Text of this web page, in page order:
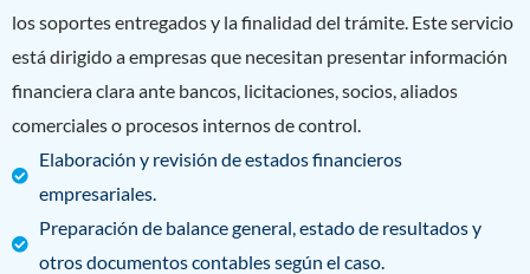
los soportes entregados y la finalidad del trámite. Este servicio
está dirigido a empresas que necesitan presentar información
financiera clara ante bancos, licitaciones, socios, aliados
comerciales o procesos internos de control.
Elaboración y revisión de estados financieros
empresariales.
Preparación de balance general, estado de resultados y
otros documentos contables según el caso.